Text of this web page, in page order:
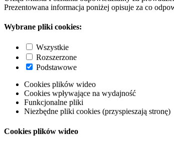
Prezentowana informacja poniżej opisuje za co
Wybrane pliki cookies:
Wszystkie
Rozszerzone
Podstawowe
Cookies plików wideo
Cookies wpływające na wydajność
Funkcjonalne pliki
Niezbędne pliki cookies (przyspieszają stronę)
Cookies plików wideo